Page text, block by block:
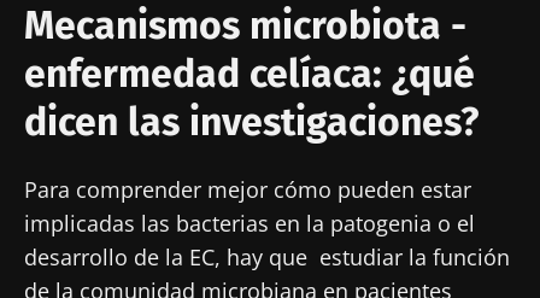
Mecanismos microbiota -
enfermedad celíaca: ¿qué
dicen las investigaciones?
Para comprender mejor cómo pueden estar
implicadas las bacterias en la patogenia o el
desarrollo de la EC, hay que estudiar la función
de la comunidad microbiana en pacientes